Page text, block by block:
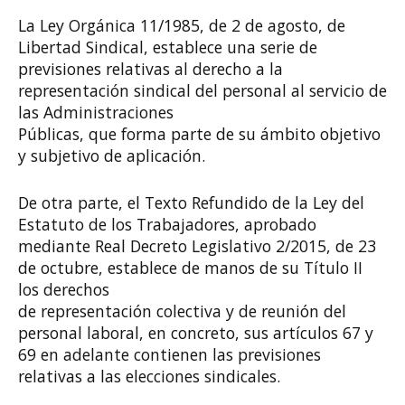
La Ley Orgánica 11/1985, de 2 de agosto, de
Libertad Sindical, establece una serie de
previsiones relativas al derecho a la
representación sindical del personal al servicio de
las Administraciones
Públicas, que forma parte de su ámbito objetivo
y subjetivo de aplicación.
De otra parte, el Texto Refundido de la Ley del
Estatuto de los Trabajadores, aprobado
mediante Real Decreto Legislativo 2/2015, de 23
de octubre, establece de manos de su Título II
los derechos
de representación colectiva y de reunión del
personal laboral, en concreto, sus artículos 67 y
69 en adelante contienen las previsiones
relativas a las elecciones sindicales.